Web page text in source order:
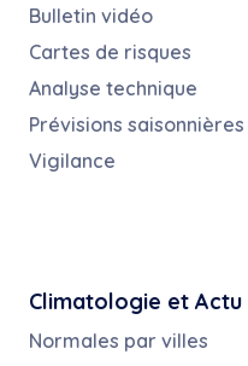
Bulletin vidéo
Cartes de risques
Analyse technique
Prévisions saisonnières
Vigilance
Climatologie et Actu
Normales par villes